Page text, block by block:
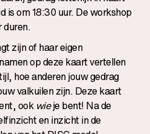
is om 18:30 uur. De workshop
duren.
zijn of haar eigen
op deze kaart vertellen
hoe anderen jouw gedrag
valkuilen zijn. Deze kaart
ook wieje bent! Na de
en inzicht in de